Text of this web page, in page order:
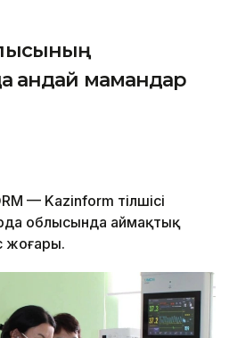
қандай мамандар
— Kazinform тілшісі
облысында аймақтық
жоғары.